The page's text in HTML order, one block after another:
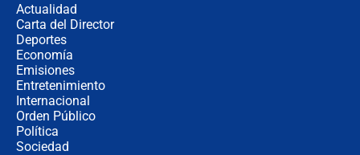
Actualidad
Carta del Director
Deportes
Economía
Emisiones
Entretenimiento
Internacional
Orden Público
Política
Sociedad